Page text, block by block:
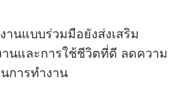
นแบบร่วมมือยังส่งเสริม
นและการใช้ชีวิตที่ดี ลดความ
การทำงาน